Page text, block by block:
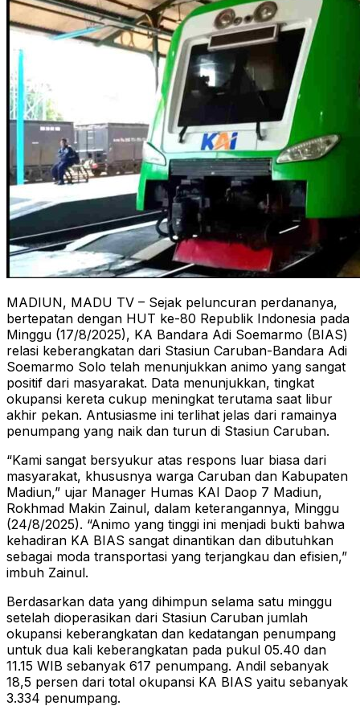
MADIUN, MADU TV – Sejak peluncuran perdananya,
bertepatan dengan HUT ke-80 Republik Indonesia pada
Minggu (17/8/2025), KA Bandara Adi Soemarmo (BIAS)
relasi keberangkatan dari Stasiun Caruban-Bandara Adi
Soemarmo Solo telah menunjukkan animo yang sangat
positif dari masyarakat. Data menunjukkan, tingkat
okupansi kereta cukup meningkat terutama saat libur
akhir pekan. Antusiasme ini terlihat jelas dari ramainya
penumpang yang naik dan turun di Stasiun Caruban.
“Kami sangat bersyukur atas respons luar biasa dari
masyarakat, khususnya warga Caruban dan Kabupaten
Madiun,” ujar Manager Humas KAI Daop 7 Madiun,
Rokhmad Makin Zainul, dalam keterangannya, Minggu
(24/8/2025). “Animo yang tinggi ini menjadi bukti bahwa
kehadiran KA BIAS sangat dinantikan dan dibutuhkan
sebagai moda transportasi yang terjangkau dan efisien,”
imbuh Zainul.
Berdasarkan data yang dihimpun selama satu minggu
setelah dioperasikan dari Stasiun Caruban jumlah
okupansi keberangkatan dan kedatangan penumpang
untuk dua kali keberangkatan pada pukul 05.40 dan
11.15 WIB sebanyak 617 penumpang. Andil sebanyak
18,5 persen dari total okupansi KA BIAS yaitu sebanyak
3.334 penumpang.